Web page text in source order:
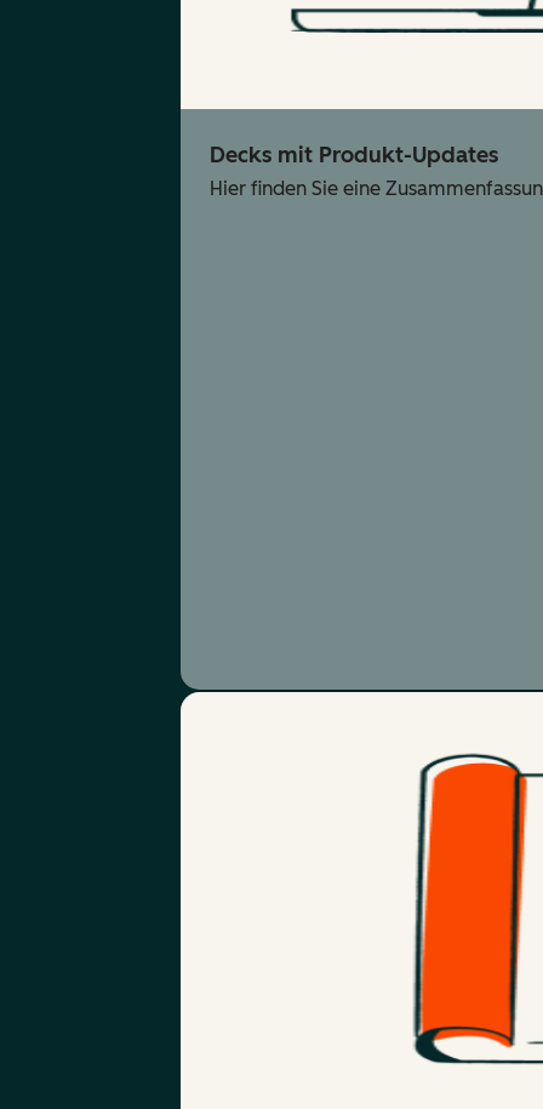
Decks mit Produkt-Updates
Hier finden Sie eine